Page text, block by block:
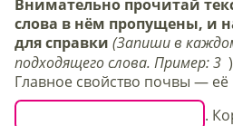
Внимательно прочитай
слова в нём пропущены, и
для справки (Запиши в
подходящего слова. Пример:3 )
Главное свойство почвы — её
.